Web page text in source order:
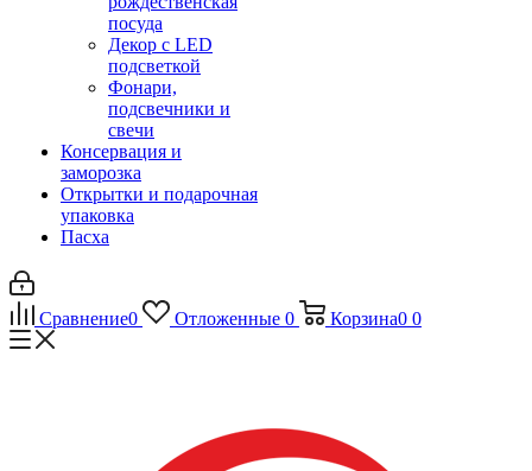
посуда
Декор с LED
подсветкой
Фонари,
подсвечники и
свечи
Консервация и
заморозка
Открытки и подарочная
упаковка
Пасха
Сравнение0 Отложенные 0 Корзина0 0